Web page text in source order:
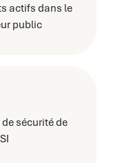
actifs dans le
public
sécurité de